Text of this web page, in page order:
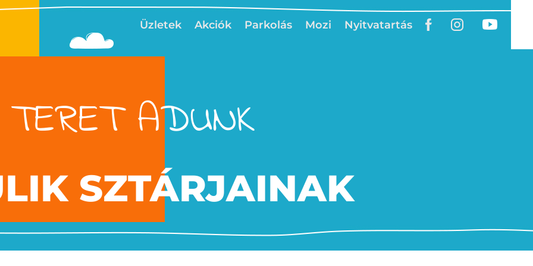
Üzletek Akciók Parkolás Mozi Nyitvatartás
TERET ADUNK
SZTÁRJAINAK